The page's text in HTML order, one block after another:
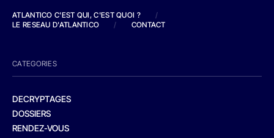
ATLANTICO C'EST QUI, C'EST QUOI ?
/
LE RESEAU D'ATLANTICO
/ CONTACT
CATEGORIES
DECRYPTAGES
DOSSIERS
RENDEZ-VOUS